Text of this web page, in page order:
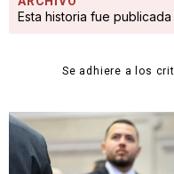
Esta historia fue
Se adhiere a los